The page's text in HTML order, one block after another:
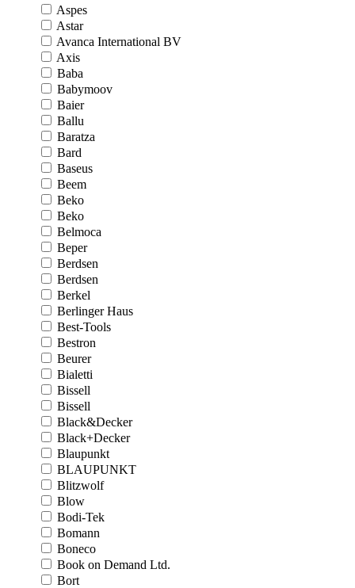
Aspes
Astar
Avanca International BV
Axis
Baba
Babymoov
Baier
Ballu
Baratza
Bard
Baseus
Beem
Beko
Beko
Belmoca
Beper
Berdsen
Berdsen
Berkel
Berlinger Haus
Best-Tools
Bestron
Beurer
Bialetti
Bissell
Bissell
Black&Decker
Black+Decker
Blaupunkt
BLAUPUNKT
Blitzwolf
Blow
Bodi-Tek
Bomann
Boneco
Book on Demand Ltd.
Bort